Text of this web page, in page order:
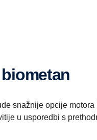
snažnije opcije
u usporedbi s